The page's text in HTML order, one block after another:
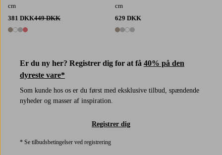
cm
381 DKK449 DKK
4 farver
Er du ny her? Registrer dig for at få 40% på den
dyreste vare*
Som kunde hos os er du først med eksklusive tilbud, spændende
nyheder og masser af inspiration.
Registrer dig
* Se tilbudsbetingelser ved registrering
cm
629 DKK
4 farver